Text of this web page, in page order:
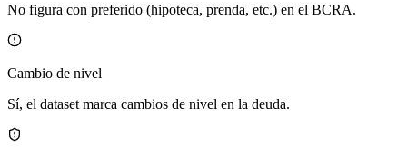
No figura con preferido (hipoteca, prenda, etc.) en el BCRA.
Cambio de nivel
Sí, el dataset marca cambios de nivel en la deuda.